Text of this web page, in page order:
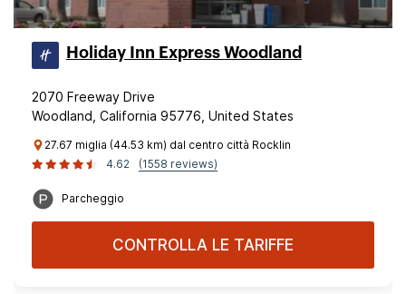
Holiday Inn Express Woodland
2070 Freeway Drive
Woodland, California 95776, United States
27.67 miglia (44.53 km) dal centro città Rocklin
4.62
(1558 reviews)
Parcheggio
CONTROLLA LE TARIFFE